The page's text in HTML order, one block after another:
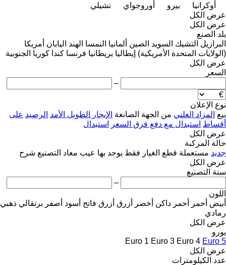
أوكرانيا
بيرو أوروجواي
تشيلي
عرض الكل
عرض الكل
بلد الصنع
البرازيل التشيك السويد الصين ألمانيا النمسا الهند اليابان أمريكا
(الولايات المتحدة الأمريكية) إيطاليا بريطانيا فرنسا كندا كوريا الجنوبية
عرض الكل
السعر
–
نوع الإعلان
بيع المزاد العلني من الجهة الصانعة الإيجار الطويل الأمد الرصيد على
أقساط استبدال مع دفع فرق السعر
استبدال
عرض الكل
حالة المركبة
جديد مستعملة قطع الغيار فقط يوجد بها عيب معاد التصنيع شرح
عرض الكل
سنة التصنيع
–
اللون
أبيض أحمر أحمر داكن أخضر أزرق أزرق فاتح أسود أصفر برتقالي ذهبي
رمادي
عرض الكل
يورو
Euro 1 Euro 3 Euro 4 Euro 5
عرض الكل
عدد الكيلومترات